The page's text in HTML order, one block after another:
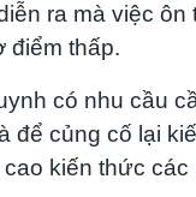
ra mà việc ôn
điểm thấp.
có nhu cầu
để củng cố lại
kiến thức các